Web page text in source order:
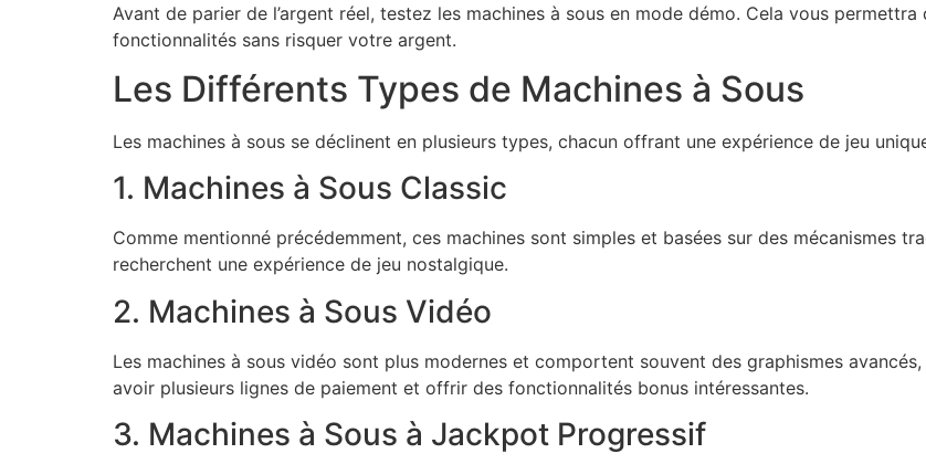
Avant de parier de l’argent réel, testez les machines à sous en mode démo. Cela vous
fonctionnalités sans risquer votre argent.
Les Différents Types de Machines à Sous
Les machines à sous se déclinent en plusieurs types, chacun offrant une expérience de jeu
1. Machines à Sous Classic
Comme mentionné précédemment, ces machines sont simples et basées sur des mécanismes
recherchent une expérience de jeu nostalgique.
2. Machines à Sous Vidéo
Les machines à sous vidéo sont plus modernes et comportent souvent des graphismes
avoir plusieurs lignes de paiement et offrir des fonctionnalités bonus intéressantes.
3. Machines à Sous à Jackpot Progressif